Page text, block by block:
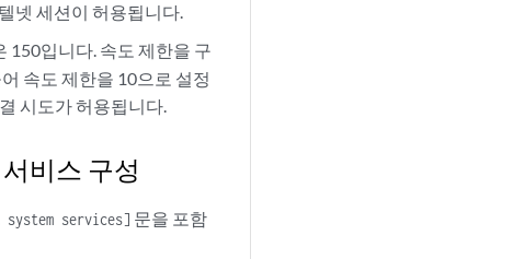
넷 세션이 허용됩니다.
150입니다. 속도 제한을 구
속도 제한을 10으로 설정
시도가 허용됩니다.
비스 구성
services] 문을 포함